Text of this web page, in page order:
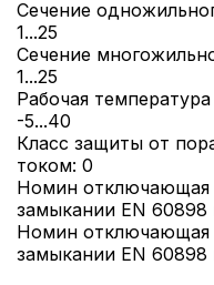
Сечение
1...25
Сечение
1...25
Рабочая
-5...40
Класс защиты от
током: 0
Номин отключающая
замыкании EN
Номин отключающая
замыкании EN 60898